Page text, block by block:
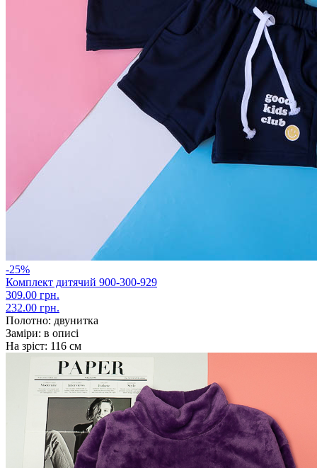
-25%
Комплект дитячий 900-300-929
309.00 грн.
232.00 грн.
Полотно: двунитка
Заміри: в описі
На зріст: 116 см